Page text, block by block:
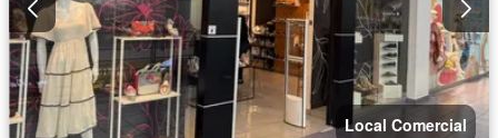
Local Comercial